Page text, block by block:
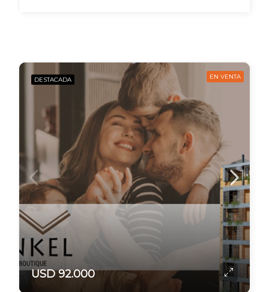
DESTACADA EN VENTA
USD 92.000